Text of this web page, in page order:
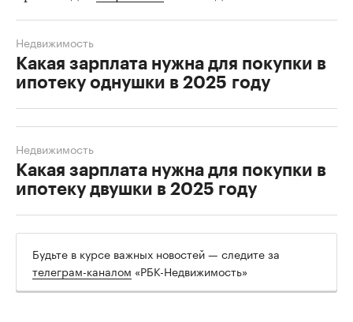
Какая зарплата нужна для покупки в
ипотеку однушки в 2025 году
Недвижимость
Какая зарплата нужна для покупки в
ипотеку двушки в 2025 году
Недвижимость
Будьте в курсе важных новостей — следите за
телеграм-каналом «РБК-Недвижимость»